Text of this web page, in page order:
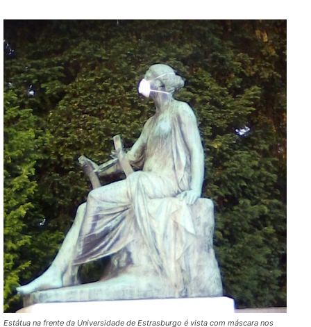
Estátua na frente da Universidade de Estrasburgo é vista com máscara nos